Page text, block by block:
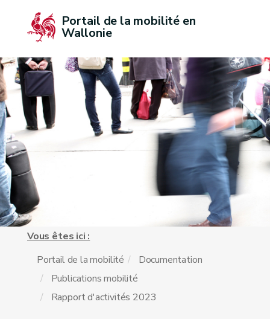
Portail de la mobilité en
Wallonie
Vous êtes ici :
Portail de la mobilité
Documentation
Publications mobilité
Rapport d'activités 2023